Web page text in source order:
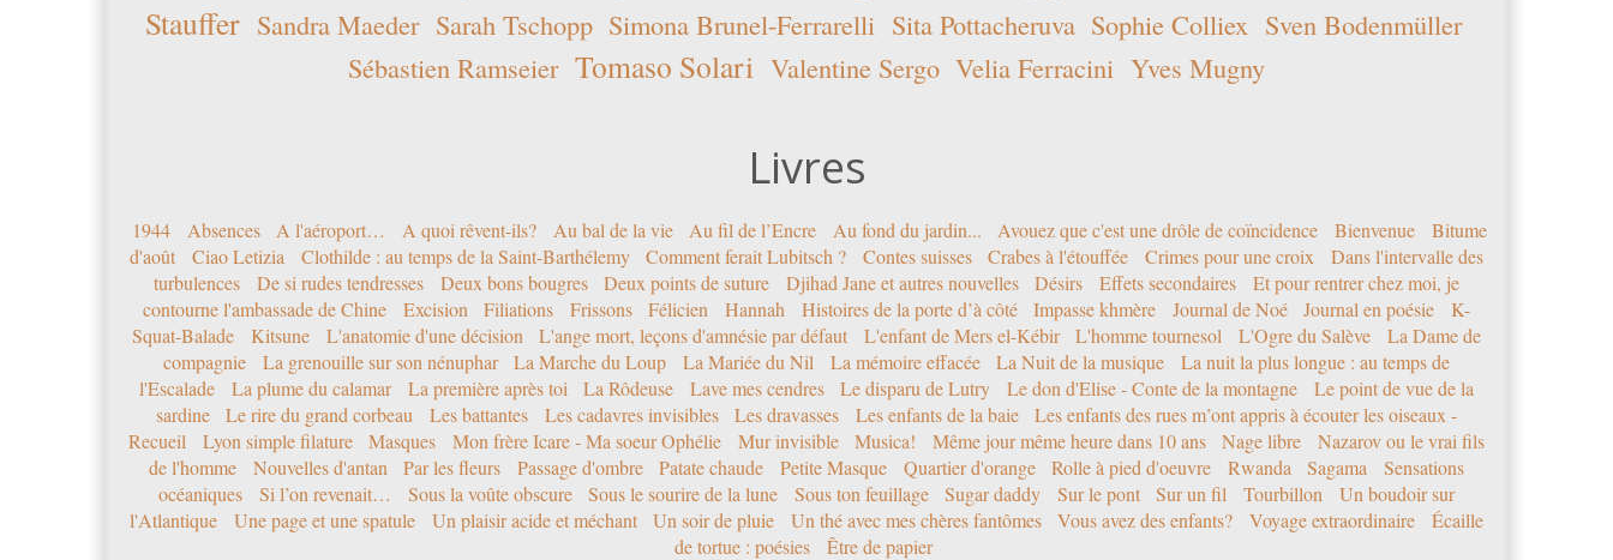
Stauffer Sandra Maeder Sarah Tschopp Simona Brunel-Ferrarelli Sita Pottacheruva Sophie Colliex Sven Bodenmüller
Sébastien Ramseier Tomaso Solari Valentine Sergo Velia Ferracini Yves Mugny
Livres
1944 Absences A l'aéroport… A quoi rêvent-ils? Au bal de la vie Au fil de l’Encre Au fond du jardin... Avouez que c'est une drôle de coïncidence Bienvenue
Bitume
d'août
Ciao Letizia Clothilde : au temps de la Saint-Barthélemy Comment ferait Lubitsch ? Contes suisses Crabes à l'étouffée Crimes pour une croix
Dans l'intervalle des
turbulences
De si rudes tendresses Deux bons bougres Deux points de suture Djihad Jane et autres nouvelles Désirs Effets secondaires
Et pour rentrer chez moi, je
contourne l'ambassade de Chine
Excision Filiations Frissons Félicien Hannah Histoires de la porte d’à côté Impasse khmère Journal de Noé Journal en poésie
K-
Squat-Balade
Kitsune L'anatomie d'une décision L'ange mort, leçons d'amnésie par défaut L'enfant de Mers el-Kébir L'homme tournesol L'Ogre du Salève
La Dame de
compagnie
La grenouille sur son nénuphar La Marche du Loup La Mariée du Nil La mémoire effacée La Nuit de la musique
La nuit la plus longue : au temps de
l'Escalade
La plume du calamar La première après toi La Rôdeuse Lave mes cendres Le disparu de Lutry Le don d'Elise - Conte de la montagne
Le point de vue de la
sardine
Le rire du grand corbeau Les battantes Les cadavres invisibles Les dravasses Les enfants de la baie
Les enfants des rues m’ont appris à écouter les oiseaux -
Recueil
Lyon simple filature Masques Mon frère Icare - Ma soeur Ophélie Mur invisible Musica! Même jour même heure dans 10 ans Nage libre
Nazarov ou le vrai fils
de l'homme
Nouvelles d'antan Par les fleurs Passage d'ombre Patate chaude Petite Masque Quartier d'orange Rolle à pied d'oeuvre Rwanda Sagama
Sensations
océaniques
Si l’on revenait… Sous la voûte obscure Sous le sourire de la lune Sous ton feuillage Sugar daddy Sur le pont Sur un fil Tourbillon
Un boudoir sur
l'Atlantique
Une page et une spatule Un plaisir acide et méchant Un soir de pluie Un thé avec mes chères fantômes Vous avez des enfants? Voyage extraordinaire
Écaille
de tortue : poésies
Être de papier